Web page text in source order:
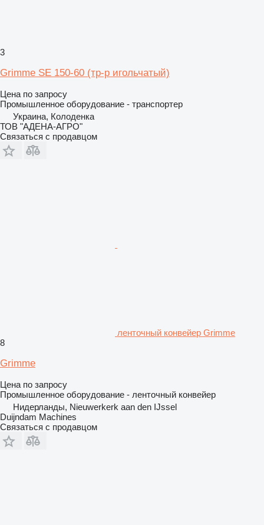
3
Grimme SE 150-60 (тр-р игольчатый)
Цена по запросу
Промышленное оборудование - транспортер
Украина, Колоденка
ТОВ "АДЕНА-АГРО"
Связаться с продавцом
ленточный конвейер Grimme
8
Grimme
Цена по запросу
Промышленное оборудование - ленточный конвейер
Нидерланды, Nieuwerkerk aan den IJssel
Duijndam Machines
Связаться с продавцом